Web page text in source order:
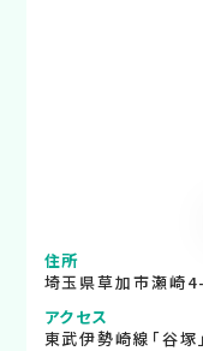
住所
埼玉県草加市瀬崎
アクセス
東武伊勢崎線「谷塚